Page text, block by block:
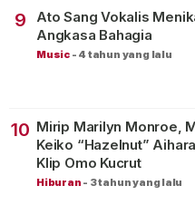
9
Ato Sang Vokalis
Angkasa Bahagia
Music - 4 tahun yang lalu
10 Mirip Marilyn Monroe,
Keiko “Hazelnut”
Klip Omo Kucrut
Hiburan - 3 tahun yang lalu